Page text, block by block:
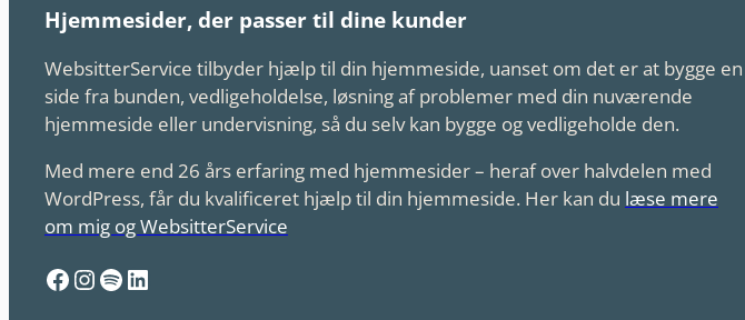
Hjemmesider, der passer til dine kunder
WebsitterService tilbyder hjælp til din hjemmeside, uanset om det er at bygge en
side fra bunden, vedligeholdelse, løsning af problemer med din nuværende
hjemmeside eller undervisning, så du selv kan bygge og vedligeholde den.
Med mere end 26 års erfaring med hjemmesider – heraf over halvdelen med
WordPress, får du kvalificeret hjælp til din hjemmeside. Her kan du læse mere
om mig og WebsitterService
Facebook InstagramSpotify LinkedIn